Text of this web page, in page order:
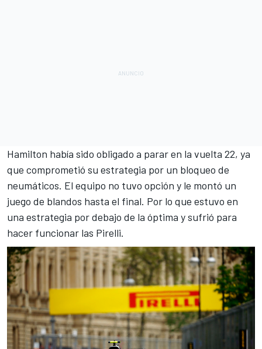
Hamilton había sido obligado a parar en la vuelta 22, ya
que comprometió su estrategia por un bloqueo de
neumáticos. El equipo no tuvo opción y le montó un
juego de blandos hasta el final. Por lo que estuvo en
una estrategia por debajo de la óptima y sufrió para
hacer funcionar las Pirelli.